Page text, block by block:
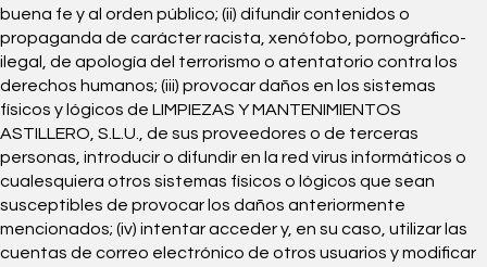
buena fe y al orden público; (ii) difundir contenidos o
propaganda de carácter racista, xenófobo, pornográfico-
ilegal, de apología del terrorismo o atentatorio contra los
derechos humanos; (iii) provocar daños en los sistemas
físicos y lógicos de LIMPIEZAS Y MANTENIMIENTOS
ASTILLERO, S.L.U., de sus proveedores o de terceras
personas, introducir o difundir en la red virus informáticos o
cualesquiera otros sistemas físicos o lógicos que sean
susceptibles de provocar los daños anteriormente
mencionados; (iv) intentar acceder y, en su caso, utilizar las
cuentas de correo electrónico de otros usuarios y modificar